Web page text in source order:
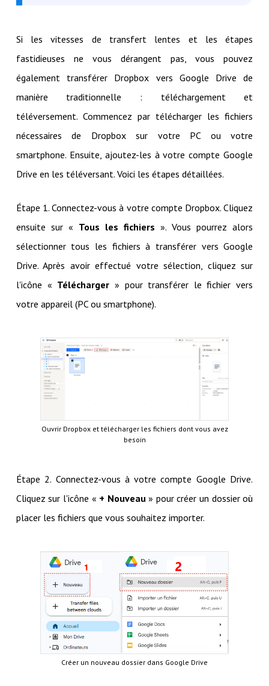
Si les vitesses de transfert lentes et les étapes
fastidieuses ne vous dérangent pas, vous pouvez
également transférer Dropbox vers Google Drive de
manière traditionnelle : téléchargement et
téléversement. Commencez par télécharger les fichiers
nécessaires de Dropbox sur votre PC ou votre
smartphone. Ensuite, ajoutez-les à votre compte Google
Drive en les téléversant. Voici les étapes détaillées.
Étape 1. Connectez-vous à votre compte Dropbox. Cliquez
ensuite sur « Tous les fichiers ». Vous pourrez alors
sélectionner tous les fichiers à transférer vers Google
Drive. Après avoir effectué votre sélection, cliquez sur
l'icône « Télécharger » pour transférer le fichier vers
votre appareil (PC ou smartphone).
Ouvrir Dropbox et télécharger les fichiers dont vous avez
besoin
Étape 2. Connectez-vous à votre compte Google Drive.
Cliquez sur l'icône « + Nouveau » pour créer un dossier où
placer les fichiers que vous souhaitez importer.
Créer un nouveau dossier dans Google Drive